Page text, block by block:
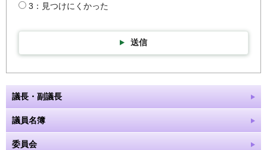
3：見つけにくかった
送信
議長・副議長
議員名簿
委員会